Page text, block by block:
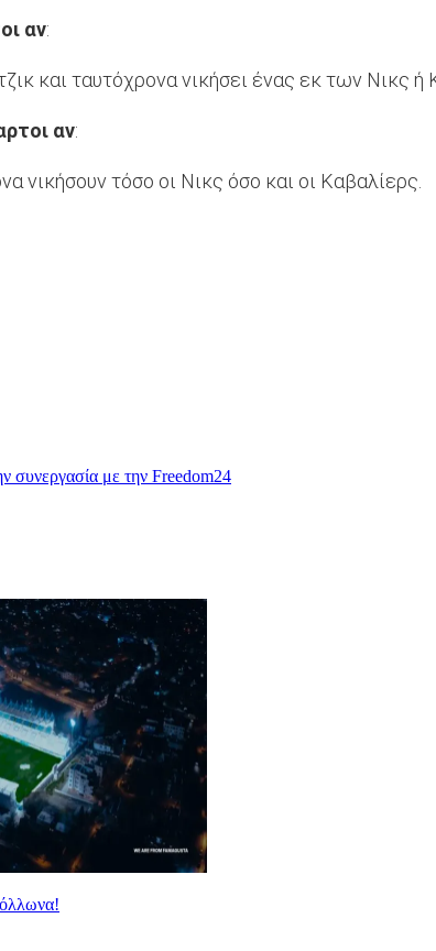
αν:
και ταυτόχρονα νικήσει ένας εκ των Νικς ή
αν:
νικήσουν τόσο οι Νικς όσο και οι Καβαλίερς.
συνεργασία με την Freedom24